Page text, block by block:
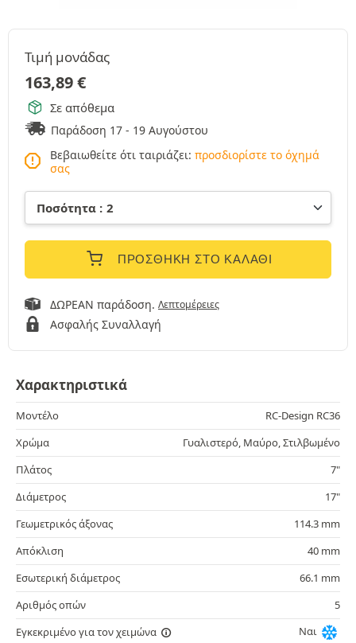
Τιμή μονάδας
163,89€
Σε απόθεμα
Παράδοση 17 - 19 Αυγούστου
Βεβαιωθείτε ότι ταιριάζει: προσδιορίστε το όχημά
σας
ΠΡΟΣΘΉΚΗ ΣΤΟ ΚΑΛΆΘΙ
ΔΩΡΕΑΝ παράδοση. Λεπτομέρειες
Ασφαλής Συναλλαγή
Χαρακτηριστικά
Μοντέλο
RC-Design RC36
Χρώμα
Γυαλιστερό, Μαύρο, Στιλβωμένο
Πλάτος
7"
Διάμετρος
17"
Γεωμετρικός άξονας
114.3 mm
Απόκλιση
40 mm
Εσωτερική διάμετρος
66.1 mm
Αριθμός οπών
5
Εγκεκριμένο για τον χειμώνα
Ναι